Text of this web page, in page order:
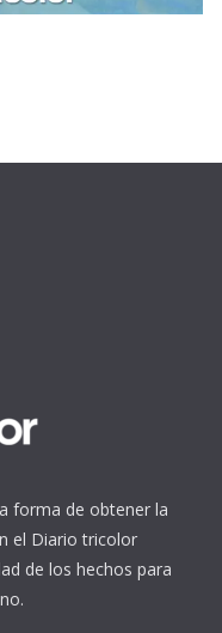
forma de obtener la
el Diario tricolor
de los hechos para